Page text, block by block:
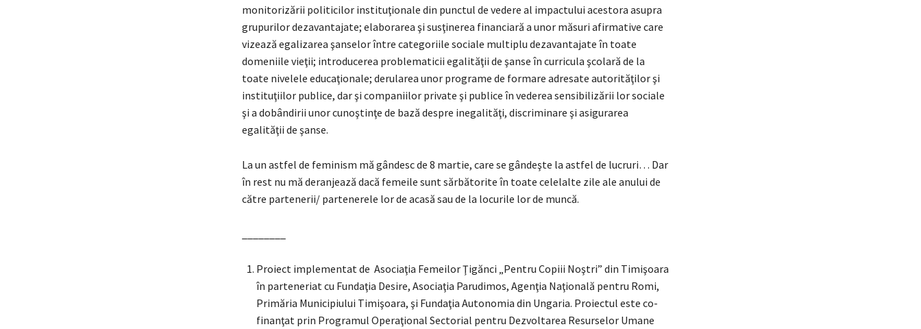
monitorizării politicilor instituţionale din punctul de vedere al impactului acestora asupra
grupurilor dezavantajate; elaborarea şi susţinerea financiară a unor măsuri afirmative care
vizează egalizarea şanselor între categoriile sociale multiplu dezavantajate în toate
domeniile vieţii; introducerea problematicii egalităţii de şanse în curricula şcolară de la
toate nivelele educaţionale; derularea unor programe de formare adresate autorităţilor şi
instituţiilor publice, dar şi companiilor private şi publice în vederea sensibilizării lor sociale
şi a dobândirii unor cunoştinţe de bază despre inegalităţi, discriminare şi asigurarea
egalităţii de şanse.
La un astfel de feminism mă gândesc de 8 martie, care se gândeşte la astfel de lucruri… Dar
în rest nu mă deranjează dacă femeile sunt sărbătorite în toate celelalte zile ale anului de
către partenerii/ partenerele lor de acasă sau de la locurile lor de muncă.
Proiect implementat de Asociaţia Femeilor Ţigănci „Pentru Copiii Noştri” din Timişoara
în parteneriat cu Fundaţia Desire, Asociaţia Parudimos, Agenţia Naţională pentru Romi,
Primăria Municipiului Timişoara, şi Fundaţia Autonomia din Ungaria. Proiectul este co-
finanţat prin Programul Operaţional Sectorial pentru Dezvoltarea Resurselor Umane